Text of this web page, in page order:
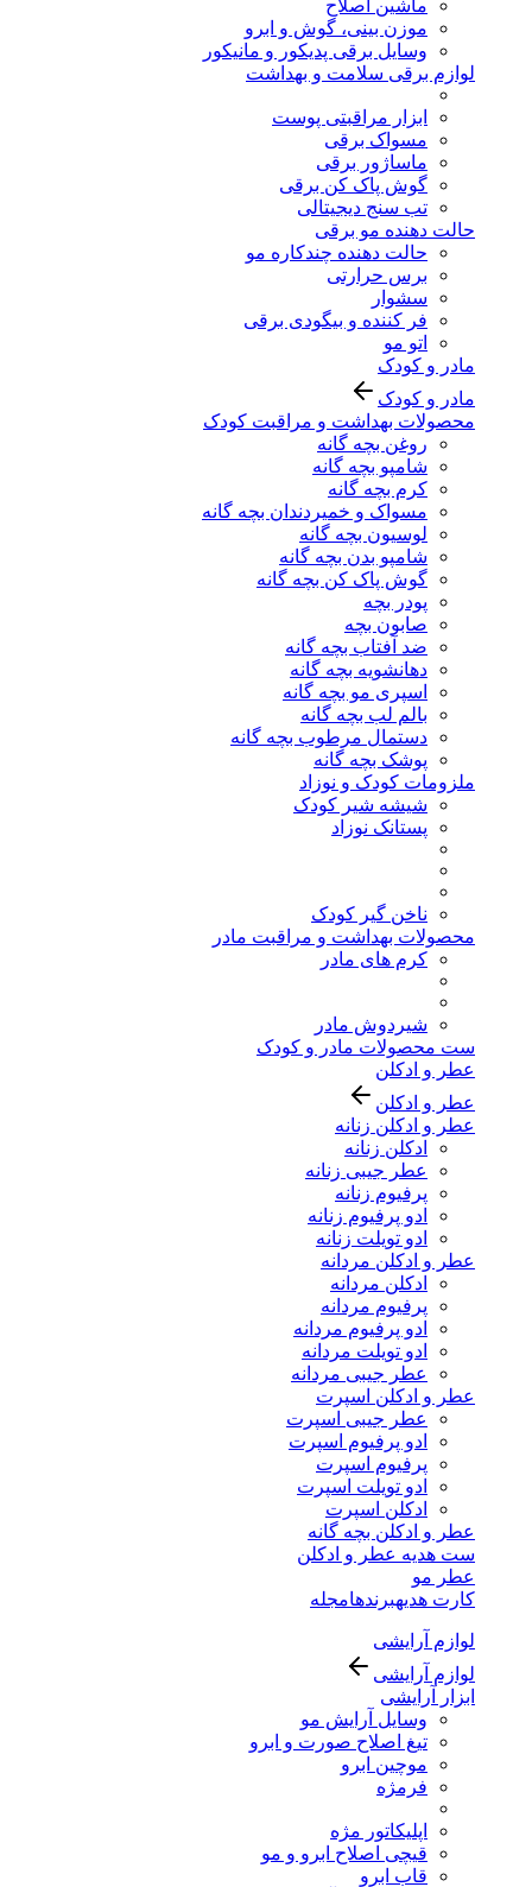
ماشین اصلاح
موزن بینی، گوش و ابرو
وسایل برقی پدیکور و مانیکور
لوازم برقی سلامت و بهداشت
ابزار مراقبتی پوست
مسواک برقی
ماساژور برقی
گوش پاک کن برقی
تب سنج دیجیتالی
حالت دهنده مو برقی
حالت دهنده چندکاره مو
برس حرارتی
سشوار
فر کننده و بیگودی برقی
اتو مو
مادر و کودک
مادر و کودک
محصولات بهداشت و مراقبت کودک
روغن بچه گانه
شامپو بچه گانه
کرم بچه گانه
مسواک و خمیردندان بچه گانه
لوسیون بچه گانه
شامپو بدن بچه گانه
گوش پاک کن بچه گانه
پودر بچه
صابون بچه
ضد آفتاب بچه گانه
دهانشویه بچه گانه
اسپری مو بچه گانه
بالم لب بچه گانه
دستمال مرطوب بچه گانه
پوشک بچه گانه
ملزومات کودک و نوزاد
شیشه شیر کودک
پستانک نوزاد
ناخن گیر کودک
محصولات بهداشت و مراقبت مادر
کرم های مادر
شیردوش مادر
ست محصولات مادر و کودک
عطر و ادکلن
عطر و ادکلن
عطر و ادکلن زنانه
ادکلن زنانه
عطر جیبی زنانه
پرفیوم زنانه
ادو پرفیوم زنانه
ادو تویلت زنانه
عطر و ادکلن مردانه
ادکلن مردانه
پرفیوم مردانه
ادو پرفیوم مردانه
ادو تویلت مردانه
عطر جیبی مردانه
عطر و ادکلن اسپرت
عطر جیبی اسپرت
ادو پرفیوم اسپرت
پرفیوم اسپرت
ادو تویلت اسپرت
ادکلن اسپرت
عطر و ادکلن بچه گانه
ست هدیه عطر و ادکلن
عطر مو
کارت هدیهبرندهامجله
لوازم آرایشی
لوازم آرایشی
ابزار آرایشی
وسایل آرایش مو
تیغ اصلاح صورت و ابرو
موچین ابرو
فرمژه
اپلیکاتور مژه
قیچی اصلاح ابرو و مو
قاب ابرو